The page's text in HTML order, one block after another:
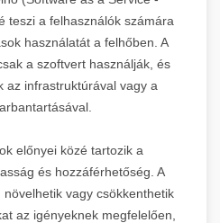
teszi a felhasználók számára
használatát a felhőben. A
a szoftvert használják, és
az infrastruktúrával vagy a
előnyei közé tartozik a
és hozzáférhetőség. A
vagy csökkenthetik
az igényeknek megfelelően,